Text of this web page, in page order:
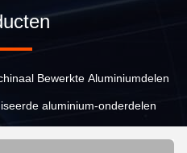
Bewerkte Aluminiumdelen
aluminium-onderdelen